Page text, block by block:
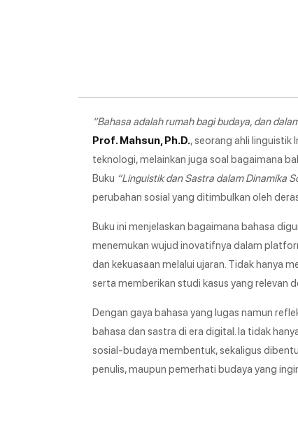
“Bahasa adalah rumah bagi budaya, dan
Prof. Mahsun, Ph.D., seorang ahli linguistik
teknologi, melainkan juga soal bagaimana
Buku “Linguistik dan Sastra dalam Dinamika
perubahan sosial yang ditimbulkan oleh
Buku ini menjelaskan bagaimana bahasa
menemukan wujud inovatifnya dalam
dan kekuasaan melalui ujaran. Tidak hanya
serta memberikan studi kasus yang relevan
Dengan gaya bahasa yang lugas namun
bahasa dan sastra di era digital. Ia tidak
sosial-budaya membentuk, sekaligus
penulis, maupun pemerhati budaya yang